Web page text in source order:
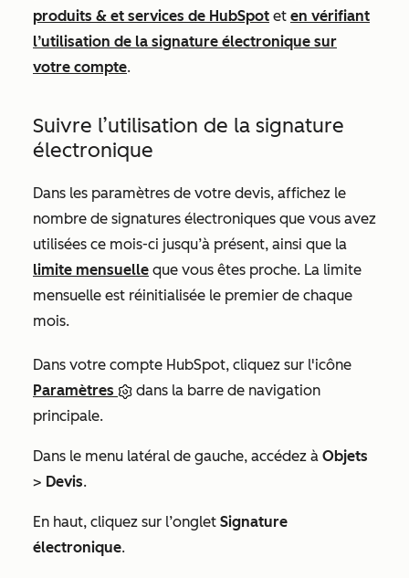
produits & et services de HubSpot et en vérifiant
l’utilisation de la signature électronique sur
votre compte.
Suivre l’utilisation de la signature
électronique
Dans les paramètres de votre devis, affichez le
nombre de signatures électroniques que vous avez
utilisées ce mois-ci jusqu’à présent, ainsi que la
limite mensuelle que vous êtes proche. La limite
mensuelle est réinitialisée le premier de chaque
mois.
Dans votre compte HubSpot, cliquez sur l'icône
Paramètres
dans la barre de navigation
principale.
Dans le menu latéral de gauche, accédez à Objets
> Devis.
En haut, cliquez sur l’onglet Signature
électronique.